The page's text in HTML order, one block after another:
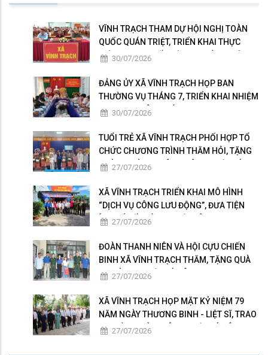
VĨNH TRẠCH THAM DỰ HỘI NGHỊ TOÀN
QUỐC QUÁN TRIỆT, TRIỂN KHAI THỰC
HIỆN NGHỊ QUYẾT HỘI NGHỊ LẦN THỨ BA
KHÓA XIV
30/07/2026
ĐẢNG ỦY XÃ VĨNH TRẠCH HỌP BAN
THƯỜNG VỤ THÁNG 7, TRIỂN KHAI NHIỆM
VỤ TRỌNG TÂM THÁNG 8
30/07/2026
TUỔI TRẺ XÃ VĨNH TRẠCH PHỐI HỢP TỔ
CHỨC CHƯƠNG TRÌNH THĂM HỎI, TẶNG
QUÀ GIA ĐÌNH THÂN NHÂN NGƯỜI CÓ
27/07/2026
XÃ VĨNH TRẠCH TRIỂN KHAI MÔ HÌNH
“DỊCH VỤ CÔNG LƯU ĐỘNG”, ĐƯA TIỆN
ÍCH SỐ ĐẾN GẦN NGƯỜI DÂN
27/07/2026
ĐOÀN THANH NIÊN VÀ HỘI CỰU CHIẾN
BINH XÃ VĨNH TRẠCH THĂM, TẶNG QUÀ
GIA ĐÌNH NGƯỜI CÓ CÔNG
27/07/2026
XÃ VĨNH TRẠCH HỌP MẶT KỶ NIỆM 79
NĂM NGÀY THƯƠNG BINH - LIỆT SĨ, TRAO
50 PHẦN QUÀ TRI ÂN NGƯỜI CÓ CÔNG
27/07/2026